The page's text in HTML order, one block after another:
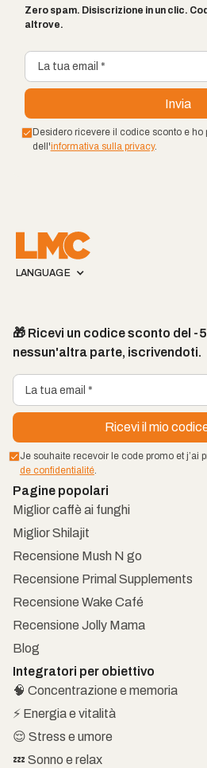
Zero spam. Disiscrizione in un clic.
altrove.
Desidero ricevere il codice sconto e ho
dell'informativa sulla privacy.
LANGUAGE
🎁 Ricevi un codice sconto del -
nessun'altra parte, iscrivendoti.
Je souhaite recevoir le code promo et j’ai
de confidentialité.
Pagine popolari
Miglior caffè ai funghi
Miglior Shilajit
Recensione Mush N go
Recensione Primal Supplements
Recensione Wake Café
Recensione Jolly Mama
Blog
Integratori per obiettivo
🧠 Concentrazione e memoria
⚡ Energia e vitalità
😌 Stress e umore
💤 Sonno e relax